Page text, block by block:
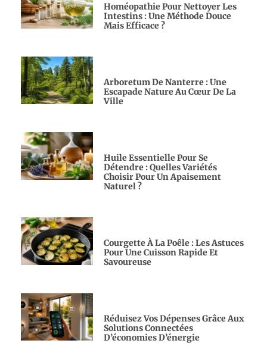
Homéopathie Pour Nettoyer Les
Intestins : Une Méthode Douce
Mais Efficace ?
Arboretum De Nanterre : Une
Escapade Nature Au Cœur De La
Ville
Huile Essentielle Pour Se
Détendre : Quelles Variétés
Choisir Pour Un Apaisement
Naturel ?
Courgette À La Poêle : Les Astuces
Pour Une Cuisson Rapide Et
Savoureuse
Réduisez Vos Dépenses Grâce Aux
Solutions Connectées
D’économies D’énergie